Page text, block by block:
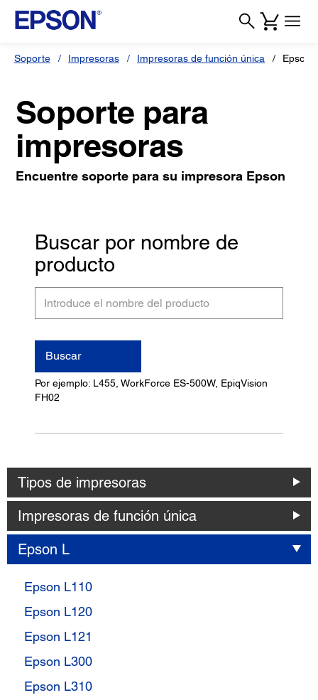
Soporte Impresoras Impresoras de función única Epson
Soporte para
impresoras
Encuentre soporte para su impresora Epson
Buscar por nombre de
producto
del
producto
Buscar
Por ejemplo: L455, WorkForce ES-500W, EpiqVision
FH02
Tipos de impresoras
Impresoras de función única
Epson L
Epson L110
Epson L120
Epson L121
Epson L300
Epson L310